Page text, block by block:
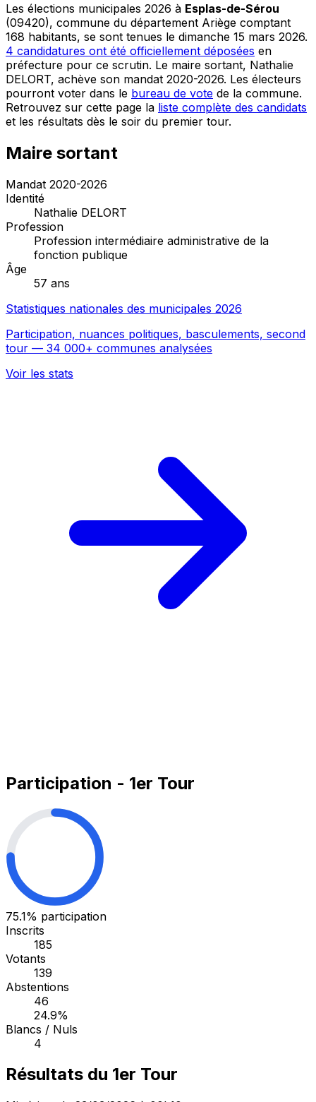
Les élections municipales 2026 à Esplas-de-Sérou
(09420), commune du département Ariège comptant
168 habitants, se sont tenues le dimanche 15 mars 2026.
4 candidatures ont été officiellement déposées en
préfecture pour ce scrutin. Le maire sortant, Nathalie
DELORT, achève son mandat 2020-2026. Les électeurs
pourront voter dans le bureau de vote de la commune.
Retrouvez sur cette page la liste complète des candidats
et les résultats dès le soir du premier tour.
Maire sortant
Mandat 2020-2026
Identité
Nathalie DELORT
Profession
Profession intermédiaire administrative de la
fonction publique
Âge
57 ans
Statistiques nationales des municipales 2026
Participation, nuances politiques, basculements, second
tour — 34 000+ communes analysées
Voir les stats
Participation - 1er Tour
75.1% participation
Inscrits
185
Votants
139
Abstentions
46
24.9%
Blancs / Nuls
4
Résultats du 1er Tour